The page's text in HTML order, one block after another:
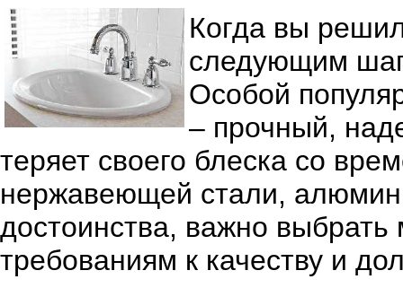
Когда вы
следующим
Особой
– прочный,
теряет своего блеска со
нержавеющей стали,
достоинства, важно
требованиям к качеству и